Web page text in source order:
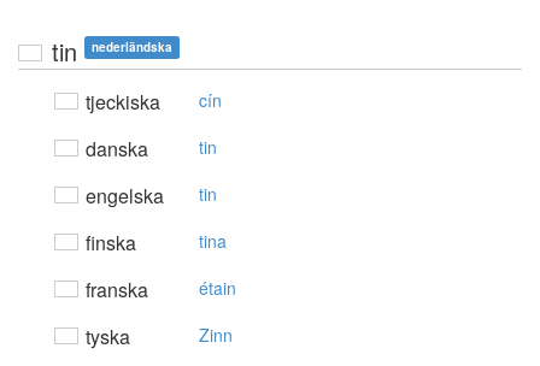
tin nederländska
tjeckiska cín
danska tin
engelska tin
finska tina
franska étain
tyska Zinn